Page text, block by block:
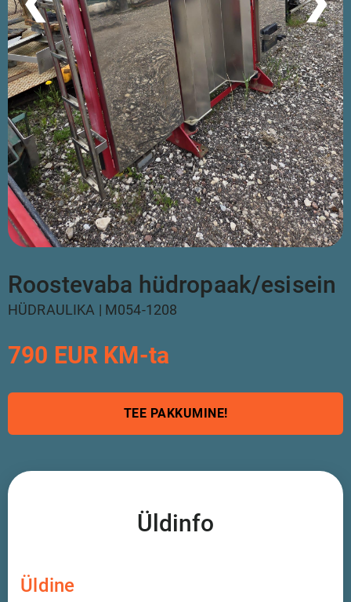
Roostevaba hüdropaak/esisein
HÜDRAULIKA | M054-1208
790 EUR KM-ta
TEE PAKKUMINE!
Üldinfo
Üldine